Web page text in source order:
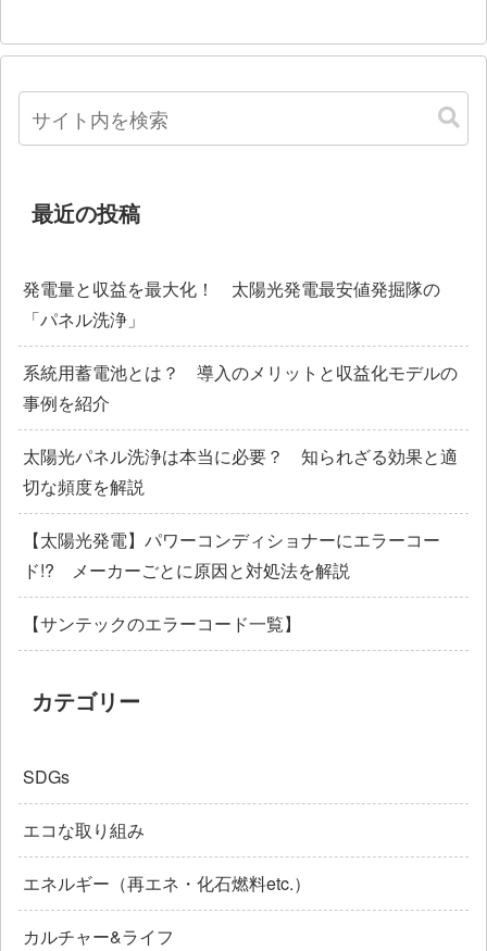
最近の投稿
発電量と収益を最大化！ 太陽光発電最安値発掘隊の
「パネル洗浄」
系統用蓄電池とは？ 導入のメリットと収益化モデルの
事例を紹介
太陽光パネル洗浄は本当に必要？ 知られざる効果と適
切な頻度を解説
【太陽光発電】パワーコンディショナーにエラーコー
ド!? メーカーごとに原因と対処法を解説
【サンテックのエラーコード一覧】
カテゴリー
SDGs
エコな取り組み
エネルギー（再エネ・化石燃料etc.）
カルチャー&ライフ